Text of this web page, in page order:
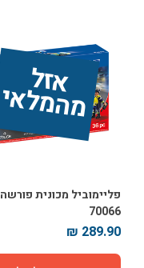
אז
ל
מ
ה
מ
ל
אי
פליימוביל מכונית פורשה
70066
289.90 ₪